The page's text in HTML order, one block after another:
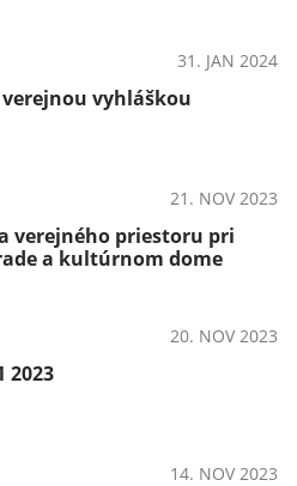
31. JAN 2024
vyhláškou
21. NOV 2023
verejného priestoru pri
a kultúrnom dome
20. NOV 2023
2023
14. NOV 2023